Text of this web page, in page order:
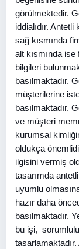
görülmektedir.
iddialıdır.
sağ kısmında
alt kısmında
bilgileri
basılmaktadır.
müşterilerine
basılmaktadır.
ve müşteri
kurumsal
oldukça
ilgisini vermiş
tasarımda
uyumlu
hazır daha
basılmaktadır.
bu işi,